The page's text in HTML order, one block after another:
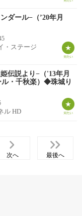
ダール−（’20年月
・ステージ
伝説より−（'13年月
・千秋楽）◆珠城り
ル HD
次へ 最後へ